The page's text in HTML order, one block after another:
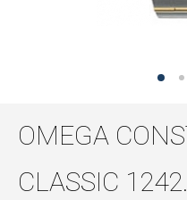
OMEGA
CLASSIC